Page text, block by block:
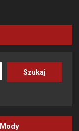
Mody